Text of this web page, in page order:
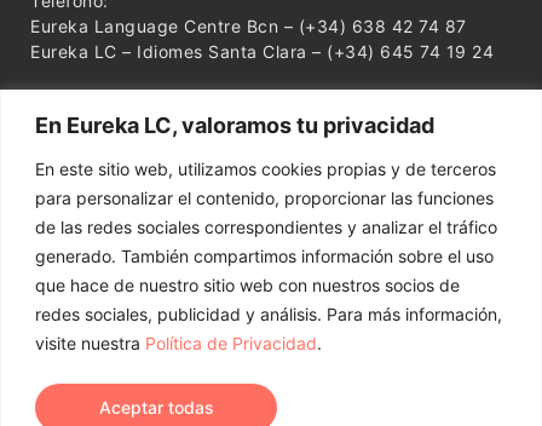
En Eureka LC, valoramos tu privacidad
En este sitio web, utilizamos cookies propias y de terceros
para personalizar el contenido, proporcionar las funciones
de las redes sociales correspondientes y analizar el tráfico
generado. También compartimos información sobre el uso
que hace de nuestro sitio web con nuestros socios de
redes sociales, publicidad y análisis. Para más información,
visite nuestra Política de Privacidad.
Aceptar todas
Eureka Language Centre Bcn – (+34) 638 42 74 87
Eureka LC – Idiomes Santa Clara – (+34) 645 74 19 24